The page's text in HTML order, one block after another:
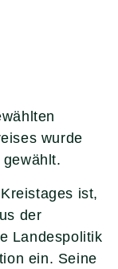
wurde
ist,
der
Landespolitik
ein. Seine